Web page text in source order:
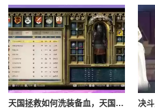
天国拯救如何洗装备血，天国拯救怎么洗衣服